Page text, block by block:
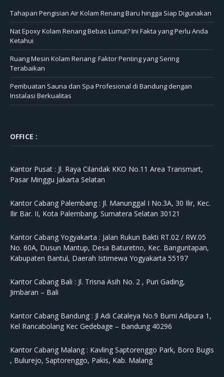
Tahapan Pengisian Air Kolam Renang Baru hingga Siap Digunakan
Nat Epoxy Kolam Renang Bebas Lumut? Ini Fakta yang Perlu Anda
Ketahui
Ruang Mesin Kolam Renang: Faktor Penting yang Sering
Terabaikan
Pembuatan Sauna dan Spa Profesional di Bandung dengan
Instalasi Berkualitas
OFFICE :
Kantor Pusat : Jl. Raya Cilandak KKO No.11 Area Transmart,
Pasar Minggu Jakarta Selatan
Kantor Cabang Palembang : Jl. Manunggal I No.3A, 30 Ilir, Kec.
Ilir Bar. II, Kota Palembang, Sumatera Selatan 30121
Kantor Cabang Yogyakarta : Jalan Rukun Bakti RT.02 / RW.05
No. 60A, Dusun Mantup, Desa Baturetno, Kec. Banguntapan,
Kabupaten Bantul, Daerah Istimewa Yogyakarta 55197
Kantor Cabang Bali : Jl. Trisna Asih No. 2 , Puri Gading,
Jimbaran – Bali
Kantor Cabang Bandung : Jl Adi Cataleya No.9 Bumi Adipura 1,
Kel Rancabolang Kec Gedebage – Bandung 40296
Kantor Cabang Malang : Kavling Saptorenggo Park, Boro Bugis
, Bulurejo, Saptorenggo, Pakis, Kab. Malang